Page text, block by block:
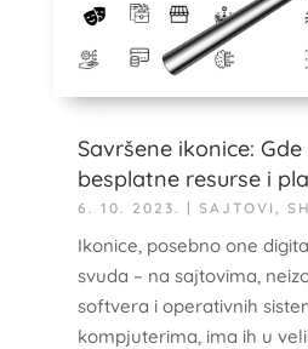
Savršene ikonice:
besplatne resurse i
6. 10. 2023. | SAJTOVI
Ikonice, posebno one
svuda – na sajtovima,
softvera i operativnih
kompjuterima, ima ih u